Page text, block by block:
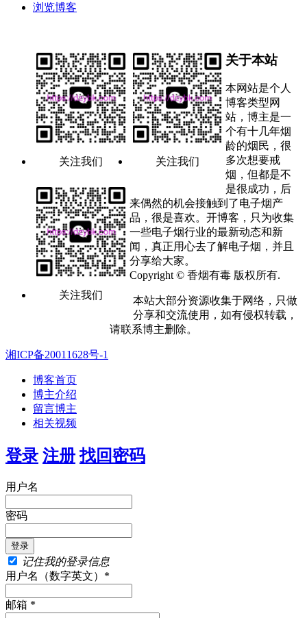
浏览博客
关注我们 关注我们
关注我们
关于本站
本网站是个人
博客类型网
站，博主是一
个有十几年烟
龄的烟民，很
多次想要戒
烟，但都是不
是很成功，后
来偶然的机会接触到了电子烟产
品，很是喜欢。开博客，只为收集
一些电子烟行业的最新动态和新
闻，真正用心去了解电子烟，并且
分享给大家。
Copyright © 香烟有毒 版权所有.
本站大部分资源收集于网络，只做
分享和交流使用，如有侵权转载，
请联系博主删除。
湘ICP备20011628号-1
博客首页
博主介绍
留言博主
相关视频
登录 注册 找回密码
用户名
密码
记住我的登录信息
用户名（数字英文）*
邮箱 *